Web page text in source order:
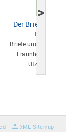
Der
Briefe und
Fraunhofer,
Utzschneider
>
XML Sitemap